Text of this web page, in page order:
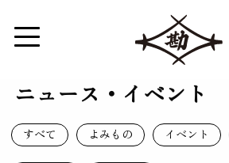
ニュース・イベント
すべて よみもの イベント